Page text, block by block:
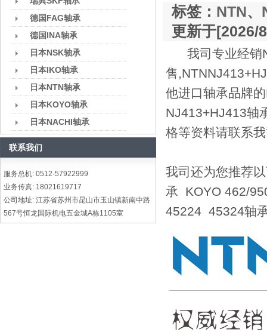
德国FAG轴承
德国INA轴承
日本NSK轴承
日本IKO轴承
日本NTN轴承
日本KOYO轴承
日本NACHI轴承
联系我们
服务总机: 0512-57922999
业务传真: 18021619717
公司地址: 江苏省苏州市昆山市玉山镇新南中路
567号恒龙国际机电五金城A栋1105室
标签： NTN、
更新于[2026/
我司专业经销
售
他进口轴承品牌
NJ413+HJ413轴
格等资料请联系
我司还为您推荐
承 KOYO 462/
45224 45324轴